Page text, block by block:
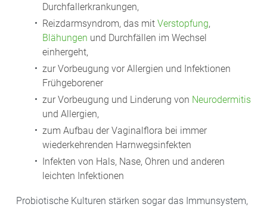
– Gurkengläser und Deckel mit kochendem Wasser
ausspülen, damit Keime abgetötet werden.
– Das Obst und Gemüse mit Gewürzen
geschmacklich verfeinern und in die Gurkengläser
geben.
– Dann mit etwa 1 – 2 Prozent Salz auf das
Gesamtgewicht würzen oder das Gemüse mit einer
Wasserlauge aufgießen. „Dabei sollte oben nichts
rausschauen. Durch den Kontakt mit der Luft könnte
sich nämlich Schimmel bilden“, weiß Hildebrand.
Durchfallerkrankungen,
Reizdarmsyndrom, das mit Verstopfung,
Blähungen und Durchfällen im Wechsel
einhergeht,
zur Vorbeugung vor Allergien und Infektionen
Frühgeborener
zur Vorbeugung und Linderung von Neurodermitis
und Allergien,
zum Aufbau der Vaginalflora bei immer
wiederkehrenden Harnwegsinfekten
Infekten von Hals, Nase, Ohren und anderen
leichten Infektionen
Probiotische Kulturen stärken sogar das Immunsystem,